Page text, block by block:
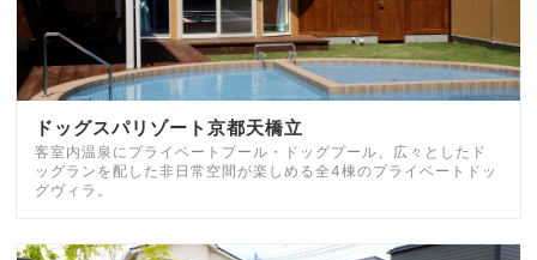
ドッグスパリゾート京都天橋立
客室内温泉にプライベートプール・ドッグプール、広々としたド
ッグランを配した非日常空間が楽しめる全4棟のプライベートドッ
グヴィラ。